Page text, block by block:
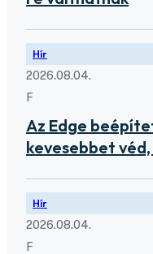
Hír
2026.08.04.
F
Az Edge
kevesebbet
Hír
2026.08.04.
F